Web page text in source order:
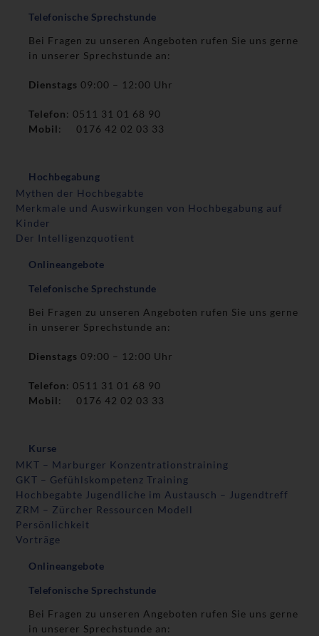
Telefonische Sprechstunde
Bei Fragen zu unseren Angeboten rufen Sie uns gerne
in unserer Sprechstunde an:
Dienstags09:00 – 12:00 Uhr
Telefon: 0511 31 01 68 90
Mobil: 0176 42 02 03 33
Hochbegabung
Mythen der Hochbegabte
Merkmale und Auswirkungen von Hochbegabung auf
Kinder
Der Intelligenzquotient
Onlineangebote
Telefonische Sprechstunde
Bei Fragen zu unseren Angeboten rufen Sie uns gerne
in unserer Sprechstunde an:
Dienstags09:00 – 12:00 Uhr
Telefon: 0511 31 01 68 90
Mobil: 0176 42 02 03 33
Kurse
MKT – Marburger Konzentrationstraining
GKT – Gefühlskompetenz Training
Hochbegabte Jugendliche im Austausch – Jugendtreff
ZRM – Zürcher Ressourcen Modell
Persönlichkeit
Vorträge
Onlineangebote
Telefonische Sprechstunde
Bei Fragen zu unseren Angeboten rufen Sie uns gerne
in unserer Sprechstunde an: